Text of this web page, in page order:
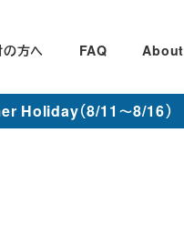
方へ FAQ About
Holiday（8/11～8/16）